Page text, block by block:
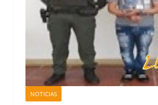
NOTICIAS